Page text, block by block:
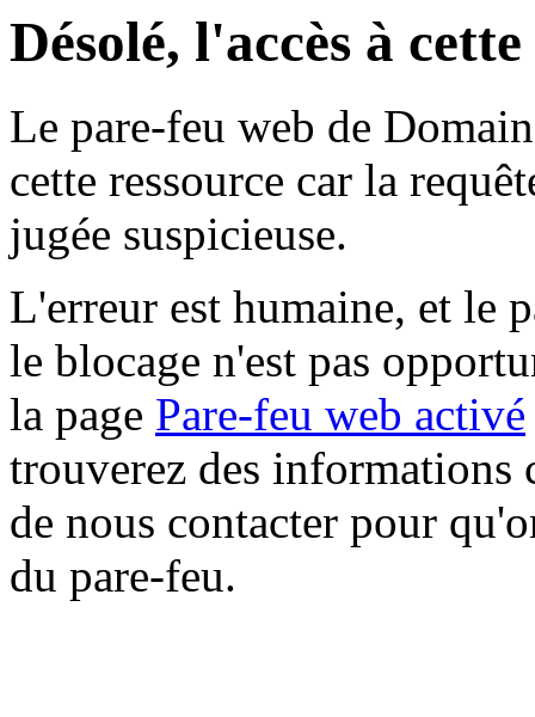
Désolé, l'accès à
Le pare-feu web de
cette ressource car la
jugée suspicieuse.
L'erreur est humaine, et le
le blocage n'est pas
la page Pare-feu web activé
trouverez des informations
de nous contacter pour
du pare-feu.